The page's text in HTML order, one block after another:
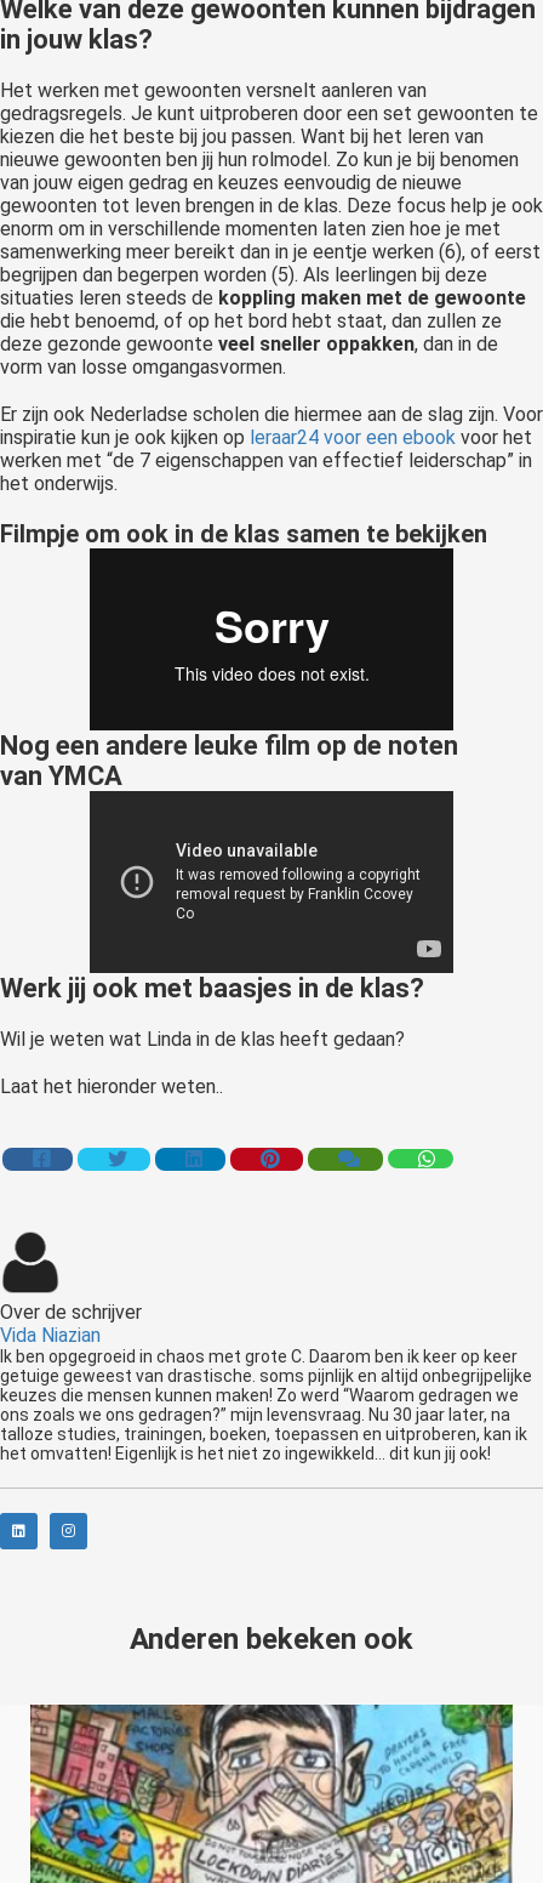
Welke van deze gewoonten kunnen bijdragen
in jouw klas?
Het werken met gewoonten versnelt aanleren van
gedragsregels. Je kunt uitproberen door een set gewoonten te
kiezen die het beste bij jou passen. Want bij het leren van
nieuwe gewoonten ben jij hun rolmodel. Zo kun je bij benomen
van jouw eigen gedrag en keuzes eenvoudig de nieuwe
gewoonten tot leven brengen in de klas. Deze focus help je ook
enorm om in verschillende momenten laten zien hoe je met
samenwerking meer bereikt dan in je eentje werken (6), of eerst
begrijpen dan begerpen worden (5). Als leerlingen bij deze
situaties leren steeds de koppling maken met de gewoonte
die hebt benoemd, of op het bord hebt staat, dan zullen ze
deze gezonde gewoonte veel sneller oppakken, dan in de
vorm van losse omgangasvormen.
Er zijn ook Nederladse scholen die hiermee aan de slag zijn. Voor
inspiratie kun je ook kijken op leraar24 voor een ebook voor het
werken met “de 7 eigenschappen van effectief leiderschap” in
het onderwijs.
Filmpje om ook in de klas samen te bekijken
Nog een andere leuke film op de noten
van YMCA
Werk jij ook met baasjes in de klas?
Wil je weten wat Linda in de klas heeft gedaan?
Laat het hieronder weten..
Over de schrijver
Vida Niazian
Ik ben opgegroeid in chaos met grote C. Daarom ben ik keer op keer
getuige geweest van drastische. soms pijnlijk en altijd onbegrijpelijke
keuzes die mensen kunnen maken! Zo werd “Waarom gedragen we
ons zoals we ons gedragen?” mijn levensvraag. Nu 30 jaar later, na
talloze studies, trainingen, boeken, toepassen en uitproberen, kan ik
het omvatten! Eigenlijk is het niet zo ingewikkeld… dit kun jij ook!
Anderen bekeken ook